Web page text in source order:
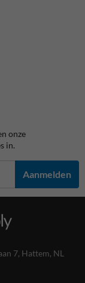
onze
in.
Aanmelden
7, Hattem, NL